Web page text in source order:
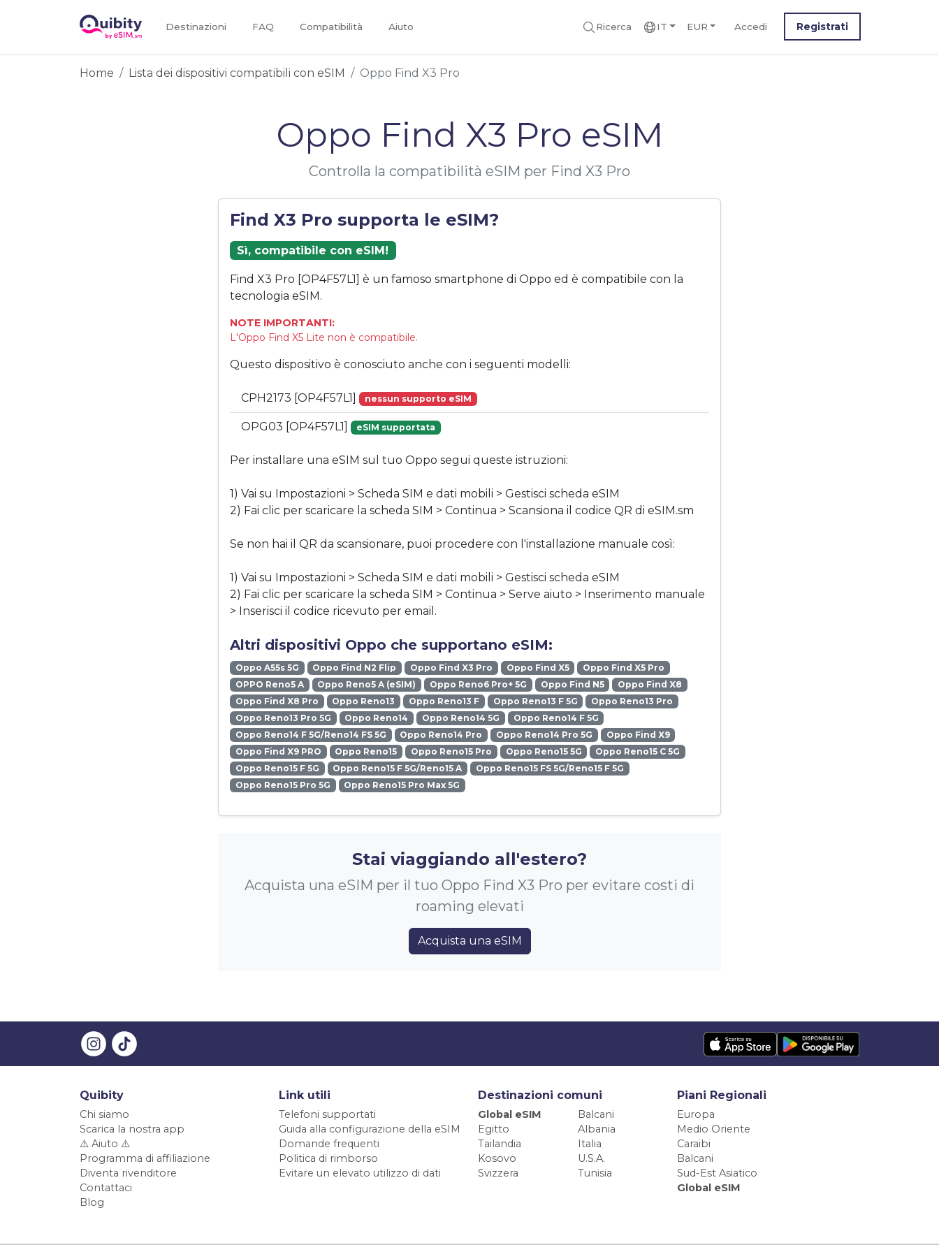
Destinazioni FAQ Compatibilità Aiuto Ricerca IT EUR Accedi Registrati
Home Lista dei dispositivi compatibili con eSIM Oppo Find X3 Pro
Oppo Find X3 Pro eSIM
Controlla la compatibilità eSIM per Find X3 Pro
Find X3 Pro supporta le eSIM?
Sì, compatibile con eSIM!
Find X3 Pro [OP4F57L1] è un famoso smartphone di Oppo ed è compatibile con la
tecnologia eSIM.
NOTE IMPORTANTI:
L'Oppo Find X5 Lite non è compatibile.
Questo dispositivo è conosciuto anche con i seguenti modelli:
CPH2173 [OP4F57L1] nessun supporto eSIM
OPG03 [OP4F57L1] eSIM supportata
Per installare una eSIM sul tuo Oppo segui queste istruzioni:
1) Vai su Impostazioni > Scheda SIM e dati mobili > Gestisci scheda eSIM
2) Fai clic per scaricare la scheda SIM > Continua > Scansiona il codice QR di eSIM.sm
Se non hai il QR da scansionare, puoi procedere con l'installazione manuale così:
1) Vai su Impostazioni > Scheda SIM e dati mobili > Gestisci scheda eSIM
2) Fai clic per scaricare la scheda SIM > Continua > Serve aiuto > Inserimento manuale
> Inserisci il codice ricevuto per email.
Altri dispositivi Oppo che supportano eSIM:
Oppo A55s 5G Oppo Find N2 Flip Oppo Find X3 Pro Oppo Find X5
Oppo Find X5 Pro
OPPO Reno5 A
Oppo Reno5 A (eSIM) Oppo Reno6 Pro+ 5G Oppo Find N5
Oppo Find X8
Oppo Find X8 Pro
Oppo Reno13 Oppo Reno13 F Oppo Reno13 F 5G
Oppo Reno13 Pro
Oppo Reno13 Pro 5G
Oppo Reno14 Oppo Reno14 5G
Oppo Reno14 F 5G
Oppo Reno14 F 5G/Reno14 FS 5G
Oppo Reno14 Pro Oppo Reno14 Pro 5G
Oppo Find X9
Oppo Find X9 PRO
Oppo Reno15 Oppo Reno15 Pro Oppo Reno15 5G
Oppo Reno15 C 5G
Oppo Reno15 F 5G
Oppo Reno15 F 5G/Reno15 A
Oppo Reno15 FS 5G/Reno15 F 5G
Oppo Reno15 Pro 5G
Oppo Reno15 Pro Max 5G
Stai viaggiando all'estero?
Acquista una eSIM per il tuo Oppo Find X3 Pro per evitare costi di
roaming elevati
Acquista una eSIM
Quibity
Chi siamo
Scarica la nostra app
⚠️ Aiuto ⚠️
Programma di affiliazione
Diventa rivenditore
Contattaci
Blog
Link utili
Telefoni supportati
Guida alla configurazione della eSIM
Domande frequenti
Politica di rimborso
Evitare un elevato utilizzo di dati
Destinazioni comuni
Global eSIM
Balcani
Egitto
Albania
Tailandia
Italia
Kosovo
U.S.A.
Svizzera
Tunisia
Piani Regionali
Europa
Medio Oriente
Caraibi
Balcani
Sud-Est Asiatico
Global eSIM